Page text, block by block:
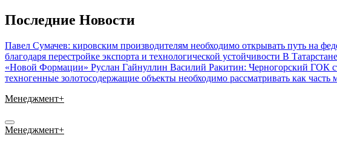
Перейти
к
Последние Новости
Павел Сумачев: кировским производителям необходимо открывать путь на
благодаря перестройке экспорта и технологической устойчивости В
«Новой Формации» Руслан Гайнуллин Василий Ракитин: Черногорский ГОК
техногенные золотосодержащие объекты необходимо рассматривать как
Менеджмент+
Менеджмент+